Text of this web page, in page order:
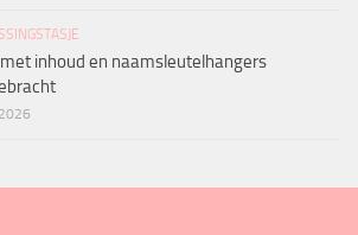
inhoud en naamsleutelhangers